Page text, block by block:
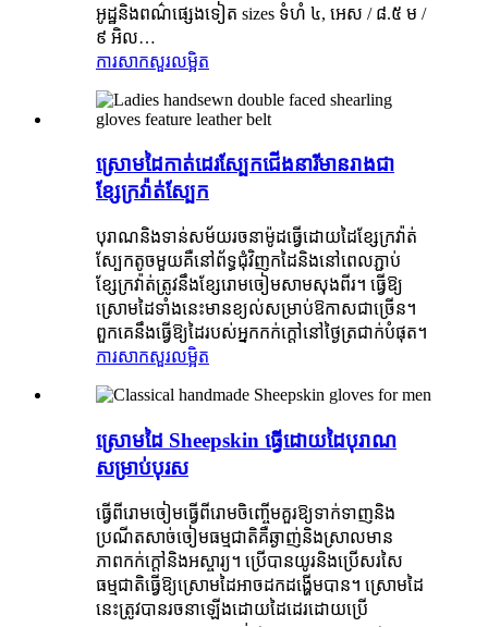
អូដ្ឋនិងពណ៌ផ្សេងទៀត sizes ទំហំ ៤, អេស / ៨.៥ ម /
៩ អិល…
ការសាកសួរលម្អិត
ស្រោមដៃកាត់ដេរស្បែកជើងនារីមានរាងជា
ខ្សែក្រវ៉ាត់ស្បែក
បុរាណនិងទាន់សម័យរចនាម៉ូដធ្វើដោយដៃខ្សែក្រវ៉ាត់
ស្បែកតូចមួយគឺនៅព័ទ្ធជុំវិញកដៃនិងនៅពេលភ្ជាប់
ខ្សែក្រវ៉ាត់ត្រូវនឹងខ្សែរោមចៀមសាមសុងពីរ។ ធ្វើឱ្យ
ស្រោមដៃទាំងនេះមានខ្យល់សម្រាប់ឱកាសជាច្រើន។
ពួកគេនឹងធ្វើឱ្យដៃរបស់អ្នកកក់ក្តៅនៅថ្ងៃត្រជាក់បំផុត។
ការសាកសួរលម្អិត
ស្រោមដៃ Sheepskin ធ្វើដោយដៃបុរាណ
សម្រាប់បុរស
ធ្វើពីរោមចៀមធ្វើពីរោមចិញ្ចើមគួរឱ្យទាក់ទាញនិង
ប្រណីតសាច់ចៀមធម្មជាតិគឺឆ្ងាញ់និងស្រាលមាន
ភាពកក់ក្តៅនិងអស្ចារ្យ។ ប្រើបានយូរនិងប្រើសរសៃ
ធម្មជាតិធ្វើឱ្យស្រោមដៃអាចដកដង្ហើមបាន។ ស្រោមដៃ
នេះត្រូវបានរចនាឡើងដោយដៃដេរដោយប្រើ